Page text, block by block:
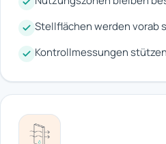
Stellflächen werden vorab
Kontrollmessungen